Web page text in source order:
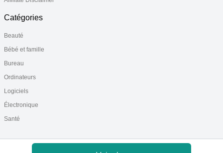
Catégories
Beauté
Bébé et famille
Bureau
Ordinateurs
Logiciels
Électronique
Santé